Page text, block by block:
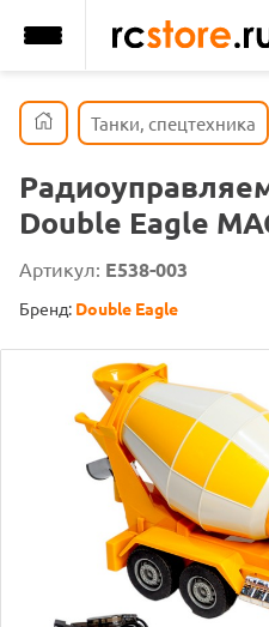
Танки, спецтехника
Double Eagle
Артикул: E538-003
Бренд: Double Eagle